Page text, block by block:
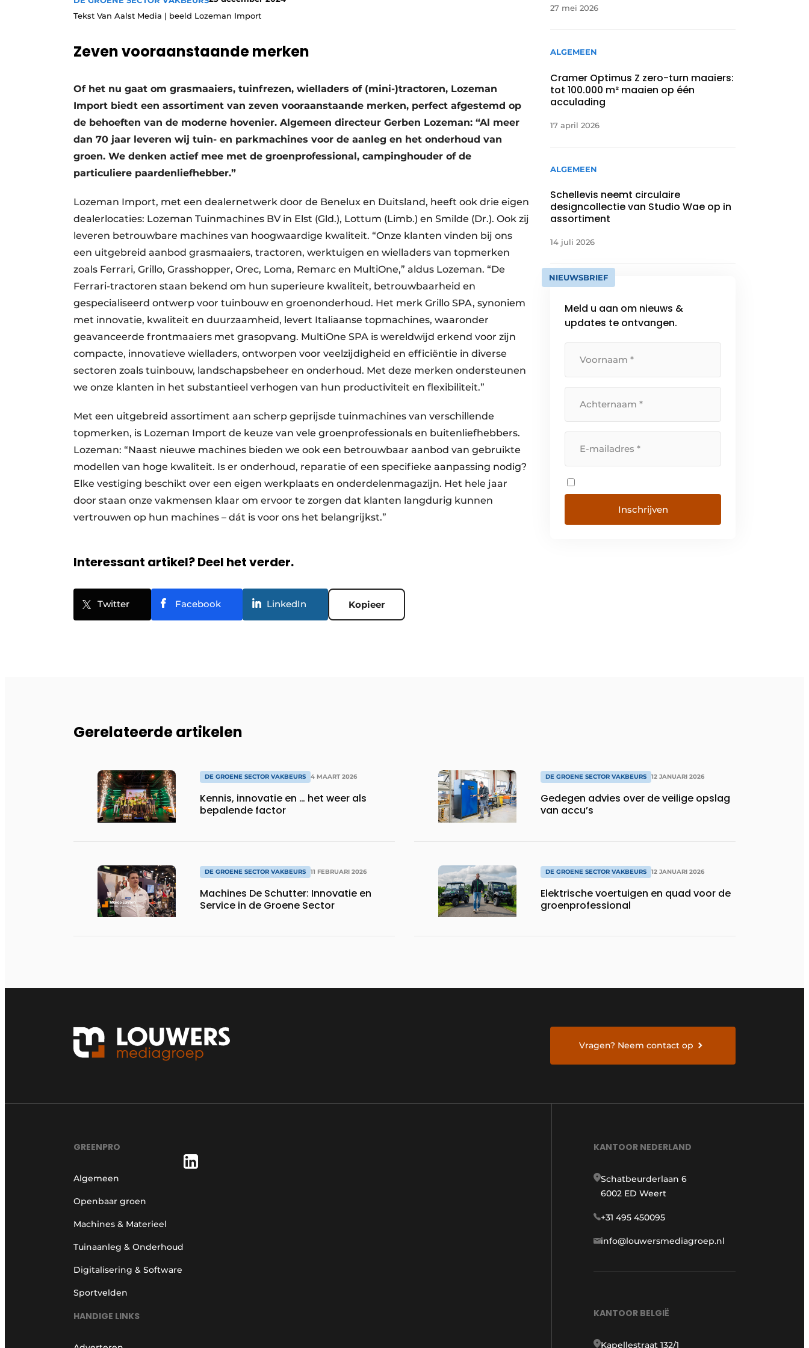
Save the Date
Vacatures
Tekst Van Aalst Media | beeld Lozeman Import
Zeven vooraanstaande merken
Of het nu gaat om grasmaaiers, tuinfrezen, wielladers of (mini-)tractoren, Lozeman
Import biedt een assortiment van zeven vooraanstaande merken, perfect afgestemd op
de behoeften van de moderne hovenier. Algemeen directeur Gerben Lozeman: “Al meer
dan 70 jaar leveren wij tuin- en parkmachines voor de aanleg en het onderhoud van
groen. We denken actief mee met de groenprofessional, campinghouder of de
particuliere paardenliefhebber.”
Lozeman Import, met een dealernetwerk door de Benelux en Duitsland, heeft ook drie eigen
dealerlocaties: Lozeman Tuinmachines BV in Elst (Gld.), Lottum (Limb.) en Smilde (Dr.). Ook zij
leveren betrouwbare machines van hoogwaardige kwaliteit. “Onze klanten vinden bij ons
een uitgebreid aanbod grasmaaiers, tractoren, werktuigen en wielladers van topmerken
zoals Ferrari, Grillo, Grasshopper, Orec, Loma, Remarc en MultiOne,” aldus Lozeman. “De
Ferrari-tractoren staan bekend om hun superieure kwaliteit, betrouwbaarheid en
gespecialiseerd ontwerp voor tuinbouw en groenonderhoud. Het merk Grillo SPA, synoniem
met innovatie, kwaliteit en duurzaamheid, levert Italiaanse topmachines, waaronder
geavanceerde frontmaaiers met grasopvang. MultiOne SPA is wereldwijd erkend voor zijn
compacte, innovatieve wielladers, ontworpen voor veelzijdigheid en efficiëntie in diverse
sectoren zoals tuinbouw, landschapsbeheer en onderhoud. Met deze merken ondersteunen
we onze klanten in het substantieel verhogen van hun productiviteit en flexibiliteit.”
Met een uitgebreid assortiment aan scherp geprijsde tuinmachines van verschillende
topmerken, is Lozeman Import de keuze van vele groenprofessionals en buitenliefhebbers.
Lozeman: “Naast nieuwe machines bieden we ook een betrouwbaar aanbod van gebruikte
modellen van hoge kwaliteit. Is er onderhoud, reparatie of een specifieke aanpassing nodig?
Elke vestiging beschikt over een eigen werkplaats en onderdelenmagazijn. Het hele jaar
door staan onze vakmensen klaar om ervoor te zorgen dat klanten langdurig kunnen
vertrouwen op hun machines – dát is voor ons het belangrijkst.”
Interessant artikel? Deel het verder.
Twitter Facebook LinkedIn Kopieer
27 mei 2026
ALGEMEEN
Cramer Optimus Z zero-turn maaiers:
tot 100.000 m² maaien op één
acculading
17 april 2026
ALGEMEEN
Schellevis neemt circulaire
designcollectie van Studio Wae op in
assortiment
14 juli 2026
NIEUWSBRIEF
Meld u aan om nieuws &
updates te ontvangen.
Gerelateerde artikelen
DE GROENE SECTOR VAKBEURS 4 MAART 2026
Kennis, innovatie en … het weer als
bepalende factor
DE GROENE SECTOR VAKBEURS 11 FEBRUARI 2026
Machines De Schutter: Innovatie en
Service in de Groene Sector
DE GROENE SECTOR VAKBEURS 12 JANUARI 2026
Gedegen advies over de veilige opslag
van accu’s
DE GROENE SECTOR VAKBEURS 12 JANUARI 2026
Elektrische voertuigen en quad voor de
groenprofessional
Vragen? Neem contact op
GREENPRO
Algemeen
Openbaar groen
Machines & Materieel
Tuinaanleg & Onderhoud
Digitalisering & Software
Sportvelden
HANDIGE LINKS
KANTOOR NEDERLAND
Schatbeurderlaan 6
6002 ED Weert
+31 495 450095
info@louwersmediagroep.nl
KANTOOR BELGIË
Kapellestraat 132/1